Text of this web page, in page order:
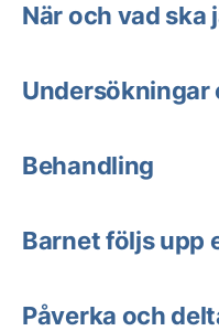
När och vad ska
Behandling
Barnet följs upp
Påverka och